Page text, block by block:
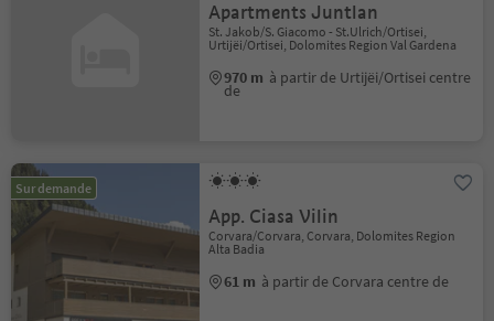
Apartments Juntlan
St. Jakob/S. Giacomo - St.Ulrich/Ortisei,
Urtijëi/Ortisei, Dolomites Region Val Gardena
970 m à partir de Urtijëi/Ortisei centre
de
Sur demande
App. Ciasa Vilin
Corvara/Corvara, Corvara, Dolomites Region
Alta Badia
61 m à partir de Corvara centre de